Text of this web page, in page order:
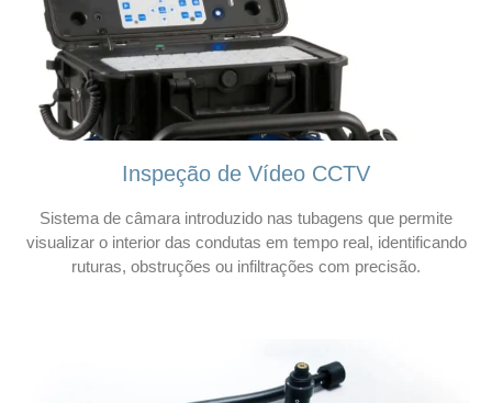
Inspeção de Vídeo CCTV
Sistema de câmara introduzido nas tubagens que permite
visualizar o interior das condutas em tempo real, identificando
ruturas, obstruções ou infiltrações com precisão.